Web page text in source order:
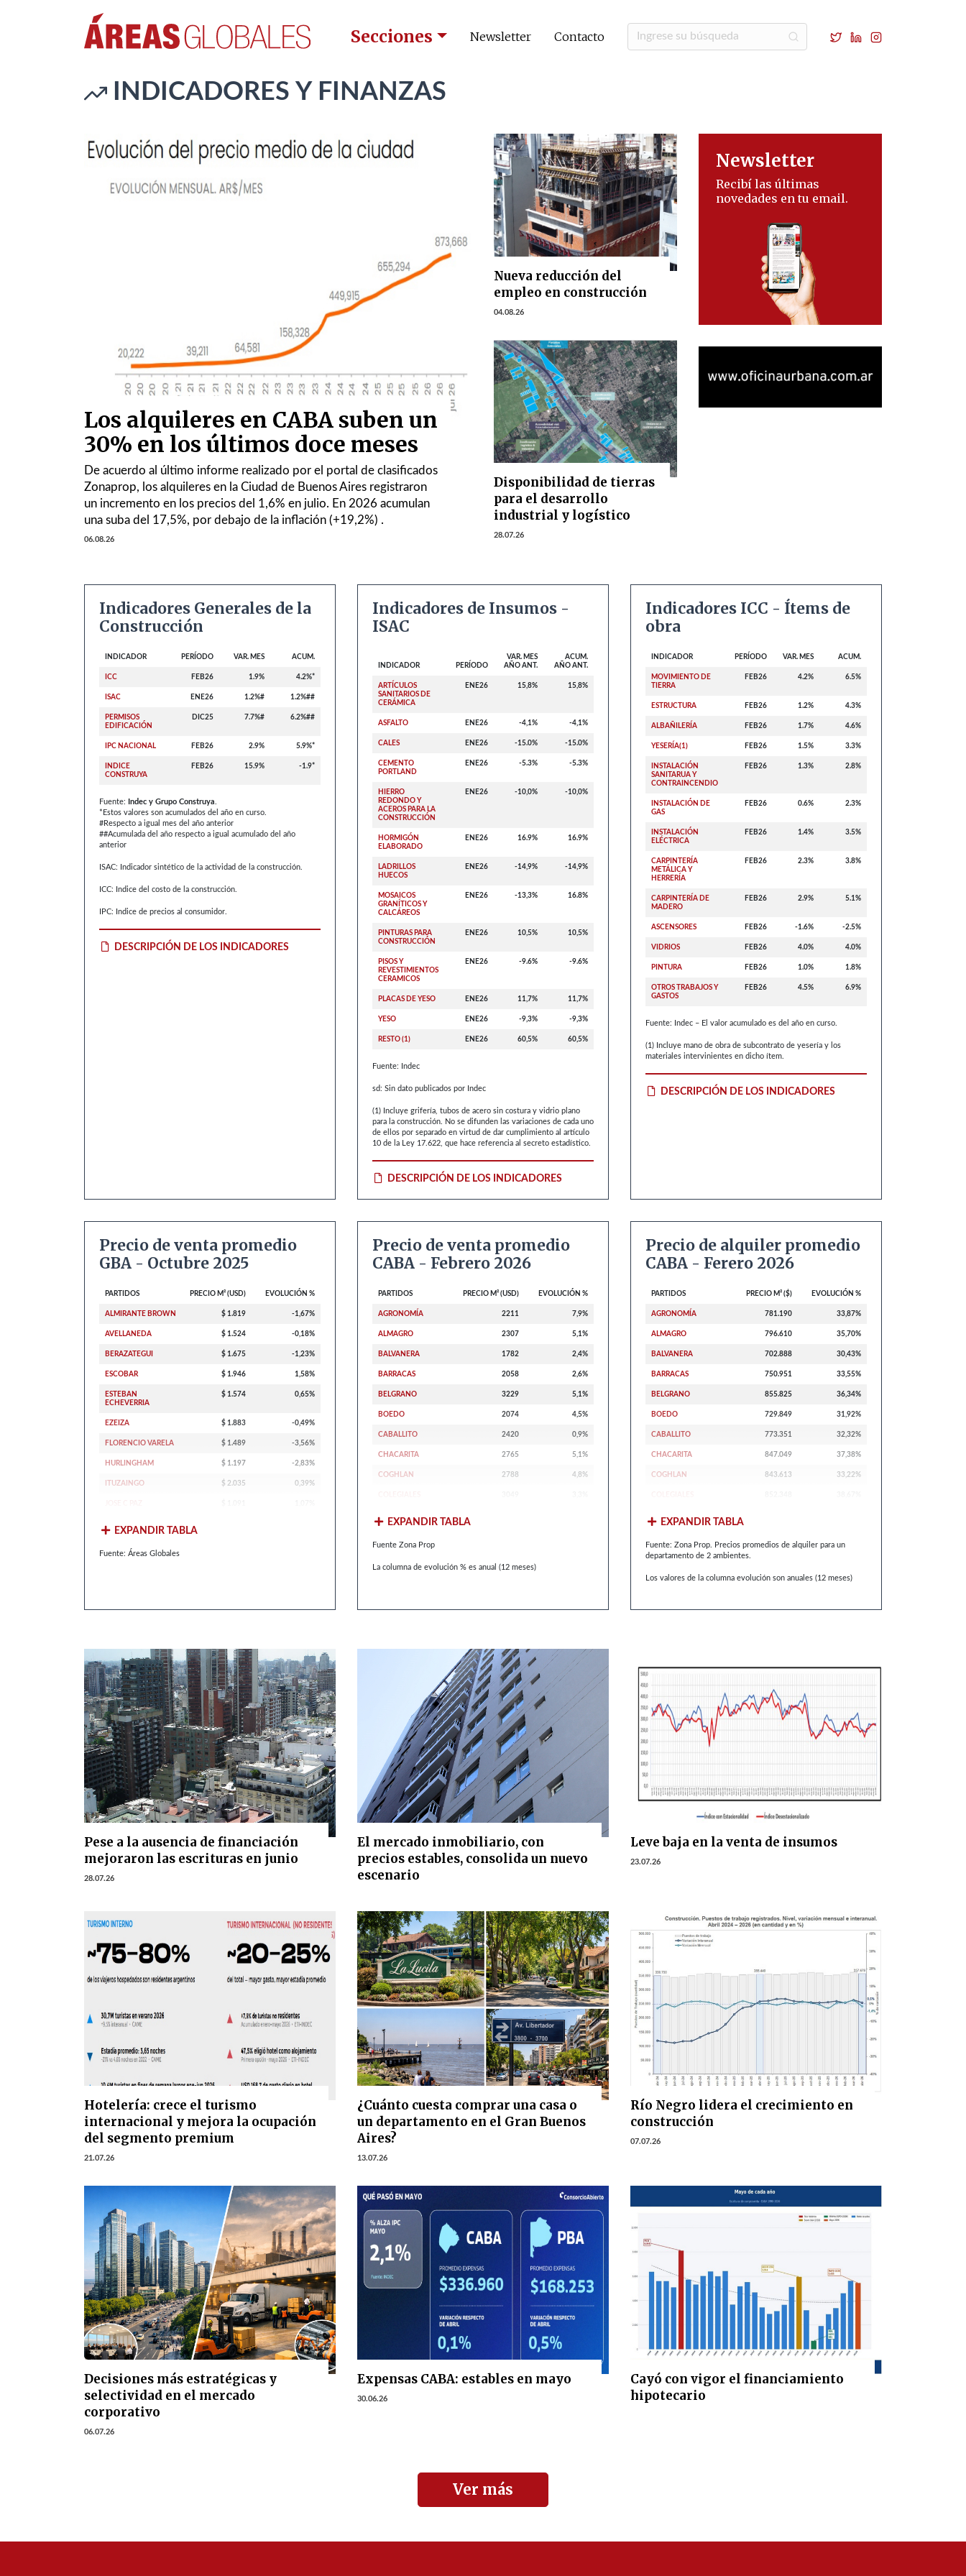
Secciones Newsletter Contacto
INDICADORES Y FINANZAS
Los alquileres en CABA suben un
30% en los últimos doce meses
De acuerdo al último informe realizado por el portal de clasificados
Zonaprop, los alquileres en la Ciudad de Buenos Aires registraron
un incremento en los precios del 1,6% en julio. En 2026 acumulan
una suba del 17,5%, por debajo de la inflación (+19,2%) .
06.08.26
Nueva reducción del
empleo en construcción
04.08.26
Disponibilidad de tierras
para el desarrollo
industrial y logístico
28.07.26
Newsletter
Recibí las últimas
novedades en tu email.
Indicadores Generales de la
Construcción
INDICADOR PERÍODO VAR. MES ACUM.
ICC FEB26 1.9% 4.2%*
ISAC ENE26 1.2%# 1.2%##
PERMISOS
EDIFICACIÓN
DIC25 7.7%# 6.2%##
IPC NACIONAL FEB26 2.9% 5.9%*
INDICE
CONSTRUYA
FEB26 15.9% -1.9*
Fuente: Indec y Grupo Construya
*Estos valores son acumulados del año en curso.
#Respecto a igual mes del año anterior
##Acumulada del año respecto a igual acumulado del año
anterior
ISAC: Indicador sintético de la actividad de la construcción.
ICC: Indice del costo de la construcción.
IPC: Indice de precios al consumidor.
DESCRIPCIÓN DE LOS INDICADORES
Indicadores de Insumos -
ISAC
INDICADOR PERÍODO
VAR. MES
AÑO ANT.
ACUM.
AÑO ANT.
ARTÍCULOS
SANITARIOS DE
CERÁMICA
ENE26 15,8% 15,8%
ASFALTO ENE26 -4,1% -4,1%
CALES ENE26 -15.0% -15.0%
CEMENTO
PORTLAND
ENE26 -5.3% -5.3%
HIERRO
REDONDO Y
ACEROS PARA LA
CONSTRUCCIÓN
ENE26 -10,0% -10,0%
HORMIGÓN
ELABORADO
ENE26 16.9% 16.9%
LADRILLOS
HUECOS
ENE26 -14,9% -14,9%
MOSAICOS
GRANÍTICOS Y
CALCÁREOS
ENE26 -13,3% 16.8%
PINTURAS PARA
CONSTRUCCIÓN
ENE26 10,5% 10,5%
PISOS Y
REVESTIMIENTOS
CERAMICOS
ENE26 -9.6% -9.6%
PLACAS DE YESO ENE26 11,7% 11,7%
YESO ENE26 -9,3% -9,3%
RESTO (1) ENE26 60,5% 60,5%
Fuente: Indec
sd: Sin dato publicados por Indec
(1) Incluye grifería, tubos de acero sin costura y vidrio plano
para la construcción. No se difunden las variaciones de cada uno
de ellos por separado en virtud de dar cumplimiento al artículo
10 de la Ley 17.622, que hace referencia al secreto estadístico.
DESCRIPCIÓN DE LOS INDICADORES
Indicadores ICC - Ítems de
obra
INDICADOR PERÍODO VAR. MES ACUM.
MOVIMIENTO DE
TIERRA
FEB26 4.2% 6.5%
ESTRUCTURA FEB26 1.2% 4.3%
ALBAÑILERÍA FEB26 1.7% 4.6%
YESERÍA(1) FEB26 1.5% 3.3%
INSTALACIÓN
SANITARUA Y
CONTRAINCENDIO
FEB26 1.3% 2.8%
INSTALACIÓN DE
GAS
FEB26 0.6% 2.3%
INSTALACIÓN
ELÉCTRICA
FEB26 1.4% 3.5%
CARPINTERÍA
METÁLICA Y
HERRERÍA
FEB26 2.3% 3.8%
CARPINTERÍA DE
MADERO
FEB26 2.9% 5.1%
ASCENSORES FEB26 -1.6% -2.5%
VIDRIOS FEB26 4.0% 4.0%
PINTURA FEB26 1.0% 1.8%
OTROS TRABAJOS Y
GASTOS
FEB26 4.5% 6.9%
Fuente: Indec – El valor acumulado es del año en curso.
(1) Incluye mano de obra de subcontrato de yesería y los
materiales intervinientes en dicho ítem.
DESCRIPCIÓN DE LOS INDICADORES
Precio de venta promedio
GBA - Octubre 2025
PARTIDOS PRECIO M² (USD) EVOLUCIÓN %
ALMIRANTE BROWN $ 1.819 -1,67%
AVELLANEDA $ 1.524 -0,18%
BERAZATEGUI $ 1.675 -1,23%
ESCOBAR $ 1.946 1,58%
ESTEBAN
ECHEVERRIA
$ 1.574 0,65%
EZEIZA $ 1.883 -0,49%
FLORENCIO VARELA $ 1.489 -3,56%
HURLINGHAM $ 1.197 -2,83%
ITUZAINGO $ 2.035 0,39%
EXPANDIR TABLA
Fuente: Áreas Globales
Precio de venta promedio
CABA - Febrero 2026
PARTIDOS PRECIO M² (USD) EVOLUCIÓN %
AGRONOMÍA 2211 7,9%
ALMAGRO 2307 5,1%
BALVANERA 1782 2,4%
BARRACAS 2058 2,6%
BELGRANO 3229 5,1%
BOEDO 2074 4,5%
CABALLITO 2420 0,9%
CHACARITA 2765 5,1%
COGHLAN 2788 4,8%
EXPANDIR TABLA
Fuente Zona Prop
La columna de evolución % es anual (12 meses)
Precio de alquiler promedio
CABA - Ferero 2026
PARTIDOS PRECIO M² ($) EVOLUCIÓN %
AGRONOMÍA 781.190 33,87%
ALMAGRO 796.610 35,70%
BALVANERA 702.888 30,43%
BARRACAS 750.951 33,55%
BELGRANO 855.825 36,34%
BOEDO 729.849 31,92%
CABALLITO 773.351 32,32%
CHACARITA 847.049 37,38%
COGHLAN 843.613 33,22%
EXPANDIR TABLA
Fuente: Zona Prop. Precios promedios de alquiler para un
departamento de 2 ambientes.
Los valores de la columna evolución son anuales (12 meses)
Pese a la ausencia de financiación
mejoraron las escrituras en junio
28.07.26
El mercado inmobiliario, con
precios estables, consolida un nuevo
escenario
Leve baja en la venta de insumos
23.07.26
Hotelería: crece el turismo
internacional y mejora la ocupación
del segmento premium
21.07.26
¿Cuánto cuesta comprar una casa o
un departamento en el Gran Buenos
Aires?
13.07.26
Río Negro lidera el crecimiento en
construcción
07.07.26
Decisiones más estratégicas y
selectividad en el mercado
corporativo
06.07.26
Expensas CABA: estables en mayo
30.06.26
Cayó con vigor el financiamiento
hipotecario
Ver más